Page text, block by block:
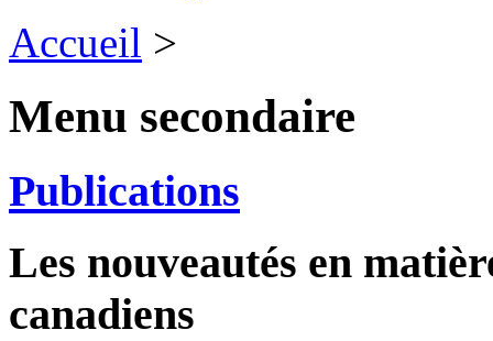
Accueil >
Menu secondaire
Publications
Les nouveautés en
canadiens